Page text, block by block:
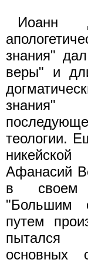
Иоанн
знания"
веры" и
знания"
теологии.
Афанасий
в своем
"Большим
путем
пытался
основных